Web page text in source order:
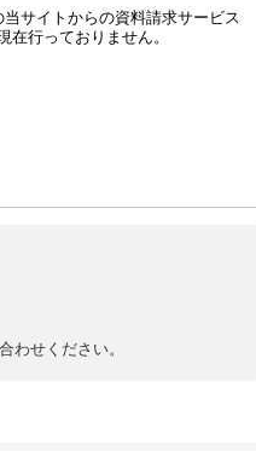
サイトからの資料請求サービス
在行っておりません。
わせください。